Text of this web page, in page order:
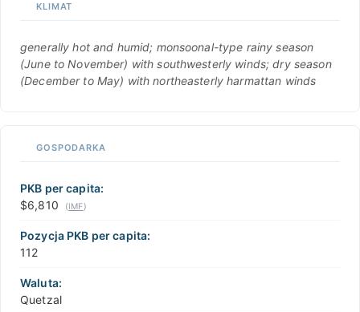
KLIMAT
generally hot and humid; monsoonal-type rainy season
(June to November) with southwesterly winds; dry season
(December to May) with northeasterly harmattan winds
GOSPODARKA
PKB per capita:
$6,810
(IMF)
Pozycja PKB per capita:
112
Waluta:
Quetzal